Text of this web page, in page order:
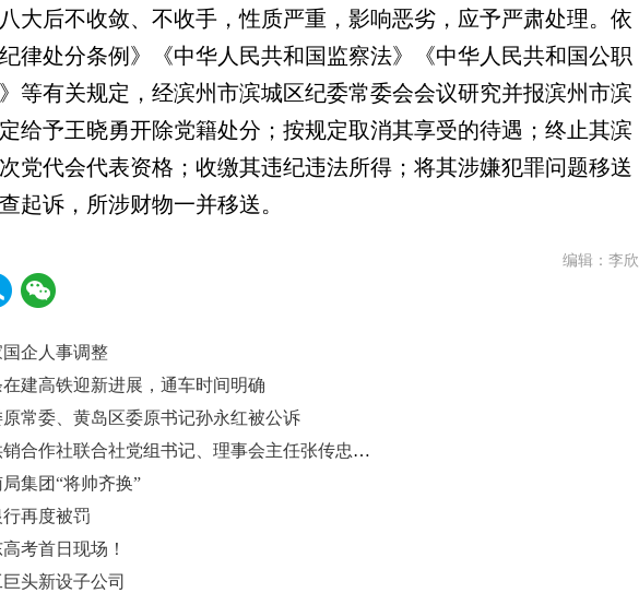
大后不收敛、不收手，性质严重，影响恶劣，应予严肃处理。依
律处分条例》《中华人民共和国监察法》《中华人民共和国公职
等有关规定，经滨州市滨城区纪委常委会会议研究并报滨州市滨
给予王晓勇开除党籍处分；按规定取消其享受的待遇；终止其滨
党代会代表资格；收缴其违纪违法所得；将其涉嫌犯罪问题移送
起诉，所涉财物一并移送。
编辑：李欣
企人事调整
建高铁迎新进展，通车时间明确
常委、黄岛区委原书记孙永红被公诉
山东省供销合作社联合社党组书记、理事会主任张传忠，任上被查
集团“将帅齐换”
再度被罚
考首日现场！
头新设子公司